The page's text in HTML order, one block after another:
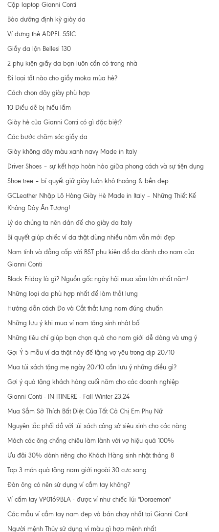
Cặp laptop Gianni Conti
Bảo dưỡng định kỳ giày da
Ví đựng thẻ ADPEL 551C
Giầy da lộn Bellesi 130
2 phụ kiện giầy da bạn luôn cần có trong nhà
Đi loại tất nào cho giầy moka mùa hè?
Cách chọn dây giày phù hợp
10 Điều dễ bị hiểu lầm
Giày hè của Gianni Conti có gì đặc biệt?
Các bước chăm sóc giầy da
Giày không dây màu xanh navy Made in Italy
Driver Shoes – sự kết hợp hoàn hảo giữa phong cách và sự tiện dụng
Shoe tree – bí quyết giữ giày luôn khô thoáng & bền đẹp
GCLeather Nhập Lô Hàng Giày Hè Made in Italy – Những Thiết Kế
Không Dây Ấn Tượng!
Lý do chúng ta nên dán đế cho giày da Italy
Bí quyết giúp chiếc ví da thật dùng nhiều năm vẫn mới đẹp
Nam tính và đẳng cấp với BST phụ kiện đồ da dành cho nam của
Gianni Conti
Black Friday là gì? Nguồn gốc ngày hội mua sắm lớn nhất năm!
Những loại da phù hợp nhất để làm thắt lưng
Hướng dẫn cách Đo và Cắt thắt lưng nam đúng chuẩn
Những lưu ý khi mua ví nam tặng sinh nhật bố
Những tiêu chí giúp bạn chọn quà cho nam giới dễ dàng và ưng ý
Gợi Ý 5 mẫu ví da thật này để tặng vợ yêu trong dịp 20/10
Mua túi xách tặng mẹ ngày 20/10 cần lưu ý những điều gì?
Gợi ý quà tặng khách hàng cuối năm cho các doanh nghiệp
Gianni Conti - IN ITINERE - Fall Winter 23.24
Mua Sắm Sở Thích Bất Diệt Của Tất Cả Chị Em Phụ Nữ
Nguyên tắc phối đồ với túi xách công sở siêu xinh cho các nàng
Mách các ông chồng chiêu làm lành với vợ hiệu quả 100%
Ưu đãi 30% dành riêng cho Khách Hàng sinh nhật tháng 8
Top 3 món quà tặng nam giới ngoài 30 cực sang
Đàn ông có nên sử dụng ví cầm tay không?
Ví cầm tay VP0169BLA - được ví như chiếc Túi "Doraemon"
Các mẫu ví cầm tay nam đẹp và bán chạy nhất tại Gianni Conti
Người mệnh Thủy sử dụng ví màu gì hợp mệnh nhất